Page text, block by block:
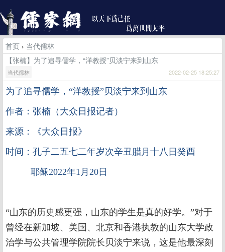
首页 › 当代儒林
【张楠】为了追寻儒学，“洋教授”贝淡宁来到山东
当代儒林 2022-02-25 18:25:27
为了追寻儒学， “洋教授”贝淡宁来到山东
作者：张楠（大众日报记者）
来源：《大众日报》
时间：孔子二五七二年岁次辛丑腊月十八日癸酉
耶稣2022年1月20日
“山东的历史感更强，山东的学生是真的好学。”对于
曾经在新加坡、美国、北京和香港执教的山东大学政
治学与公共管理学院院长贝淡宁来说，这是他最深刻